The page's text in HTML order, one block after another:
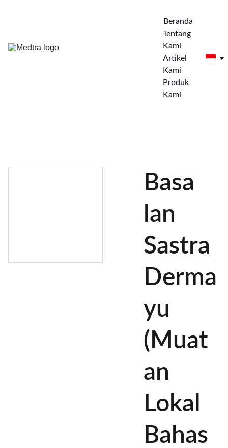
Beranda
Tentang
Kami
Artikel
Kami
Produk
Kami
Basa
lan
Sastra
Derma
yu
(Muat
an
Lokal
Bahas